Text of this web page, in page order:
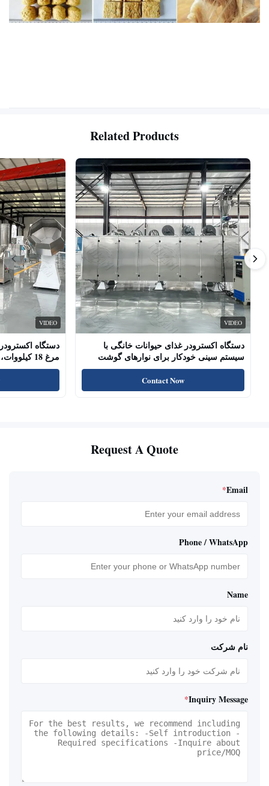
Related Products
VIDEO
دستگاه اکسترودر غذای حیوانات خانگی با
سیستم سینی خودکار برای نوارهای گوشت
سگ، چوب‌های خشک شده
Contact Now
VIDEO
دستگاه
مرغ 18
پروتئین بالا،
Request A Quote
Email
*
Phone / WhatsApp
Name
نام شرکت
Inquiry Message
*